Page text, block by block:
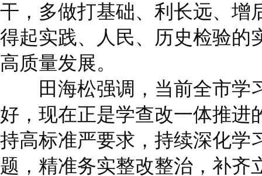
干，多做打基础、利长远、增
得起实践、人民、历史检验的
高质量发展。
田海松强调，当前全市学
好，现在正是学查改一体推进
持高标准严要求，持续深化学
题，精准务实整改整治，补齐